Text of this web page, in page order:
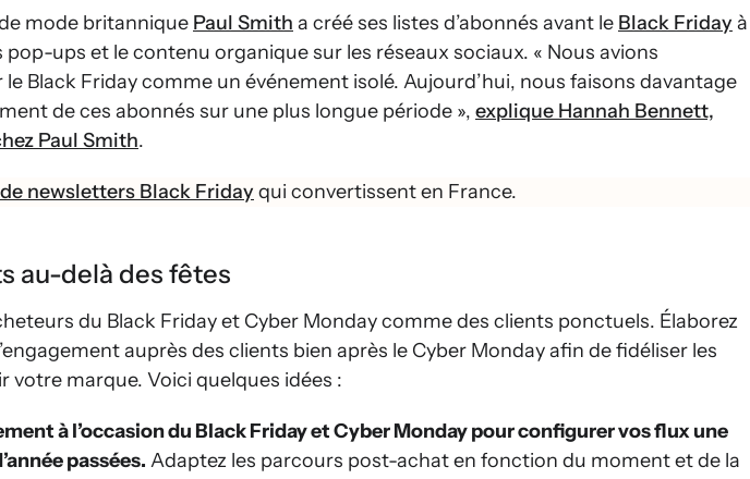
mode britannique Paul Smith a créé ses listes d’abonnés avant le Black Friday à
pop-ups et le contenu organique sur les réseaux sociaux. « Nous avions
le Black Friday comme un événement isolé. Aujourd’hui, nous faisons davantage
de ces abonnés sur une plus longue période », explique Hannah Bennett,
Paul Smith.
newsletters Black Friday qui convertissent en France.
au-delà des fêtes
du Black Friday et Cyber Monday comme des clients ponctuels. Élaborez
auprès des clients bien après le Cyber Monday afin de fidéliser les
marque. Voici quelques idées :
à l’occasion du Black Friday et Cyber Monday pour configurer vos flux une
passées. Adaptez les parcours post-achat en fonction du moment et de la